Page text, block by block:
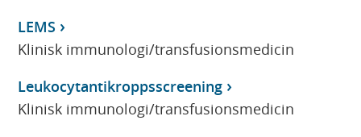
LEMS
Klinisk immunologi/transfusionsmedicin
Leukocytantikroppsscreening
Klinisk immunologi/transfusionsmedicin